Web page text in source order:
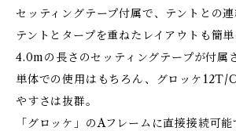
セッティングテープ付属で、テントとの連
テントとタープを重ねたレイアウトも簡単
4.0mの長さのセッティングテープが付属
単体での使用はもちろん、グロッケ12T/
やすさは抜群。
「グロッケ」のAフレームに直接接続可能